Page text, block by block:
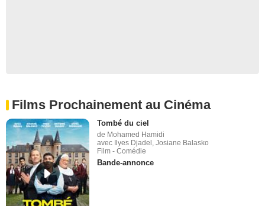
Films Prochainement au Cinéma
Tombé du ciel
de Mohamed Hamidi
avec Ilyes Djadel, Josiane Balasko
Film - Comédie
Bande-annonce